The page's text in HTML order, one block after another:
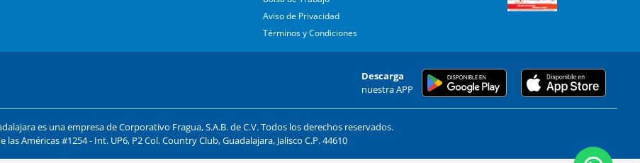
Aviso de Privacidad
Términos y Condiciones
Descarga
nuestra APP
es una empresa de Corporativo Fragua, S.A.B. de C.V. Todos los derechos reservados.
las Américas #1254 - Int. UP6, P2 Col. Country Club, Guadalajara, Jalisco C.P. 44610